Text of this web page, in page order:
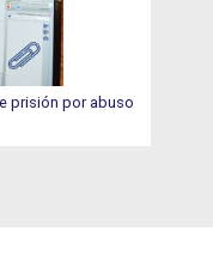
prisión por abuso